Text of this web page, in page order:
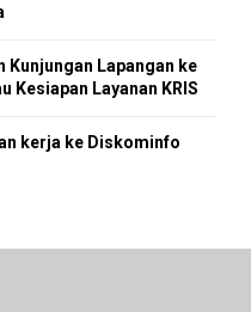
Kunjungan Lapangan ke
Kesiapan Layanan KRIS
kerja ke Diskominfo